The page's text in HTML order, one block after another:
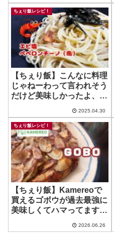
ちぇり飯レシピ！
【ちぇり飯】こんなに料理
じゃねーわって言われそう
だけど美味しかったよ、エ
2025.04.30
ちぇり飯レシピ！
【ちぇり飯】Kamereoで
買えるゴボウが過去最強に
美味しくてハマってます！
2026.06.26